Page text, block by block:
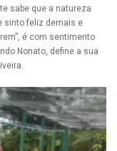
sabe que a natureza
sinto feliz demais e
é com sentimento
Nonato, define a sua